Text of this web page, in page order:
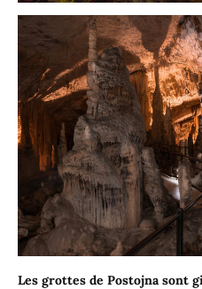
Les grottes de Postojna sont